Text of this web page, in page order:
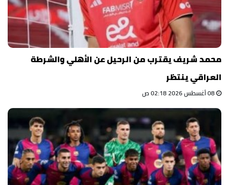
محمد شريف يقترب من الرحيل عن الأهلي والشرطة
العراقي ينتظر